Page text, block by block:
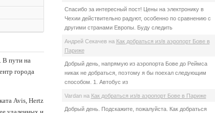
В пути на
города
Avis, Hertz
Спасибо за интересный пост! Цены на электронику в
Чехии действительно радуют, особенно по сравнению с
другими странами Европы. Буду следить
Андрей Секачев на Как добраться из/в аэропорт Бове в
Париже
Добрый день, напрямую из аэропорта Бове до Реймса
никак не добраться, поэтому я бы поехал следующим
способом. 1. Автобус из
Vardanна Как добраться из/в аэропорт Бове в Париже
Добрый день. Подскажите, пожалуйста. Как добраться